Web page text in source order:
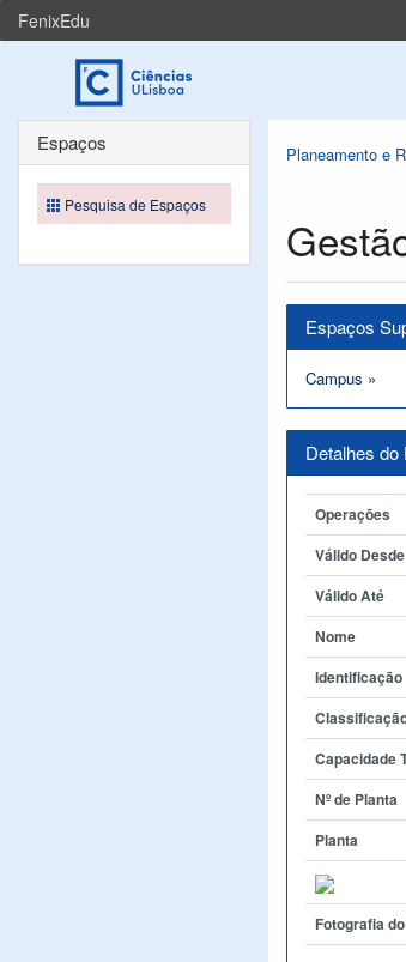
FenixEdu
Planeamento e
Espaços
Campus »
Detalhes do
Operações
Válido Desde
Válido Até
Nome
Identificação
Capacidade
Nº de Planta
Planta
Fotografia
Espaços
Pesquisa de Espaços